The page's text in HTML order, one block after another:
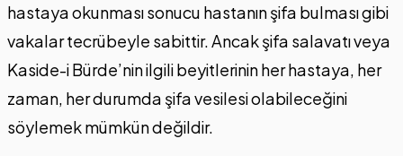
hastaya okunması sonucu hastanın şifa bulması gibi
vakalar tecrübeyle sabittir. Ancak şifa salavatı veya
Kaside-i Bürde’nin ilgili beyitlerinin her hastaya, her
zaman, her durumda şifa vesilesi olabileceğini
söylemek mümkün değildir.